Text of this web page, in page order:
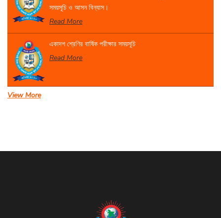
সময়সূচি ও আসন বিন্যাস।
Read More
একাদশ শ্রেণির বার্ষিক পরীক্ষার সময়সূচি
Read More
View More